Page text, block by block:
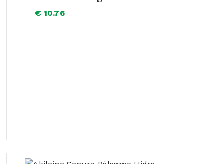
€ 10.76